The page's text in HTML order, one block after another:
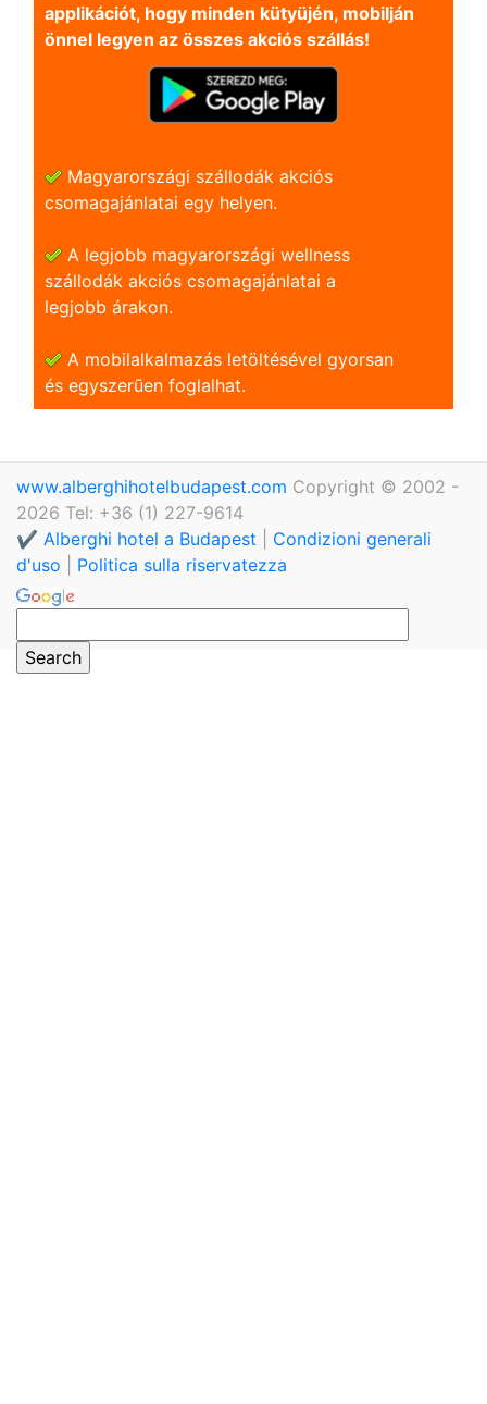
applikációt, hogy minden kütyüjén, mobilján
önnel legyen az összes akciós szállás!
Magyarországi szállodák akciós
csomagajánlatai egy helyen.
A legjobb magyarországi wellness
szállodák akciós csomagajánlatai a
legjobb árakon.
A mobilalkalmazás letöltésével gyorsan
és egyszerũen foglalhat.
www.alberghihotelbudapest.com Copyright © 2002 -
2026 Tel: +36 (1) 227-9614
✔️ Alberghi hotel a Budapest
Condizioni generali
d'uso
Politica sulla riservatezza